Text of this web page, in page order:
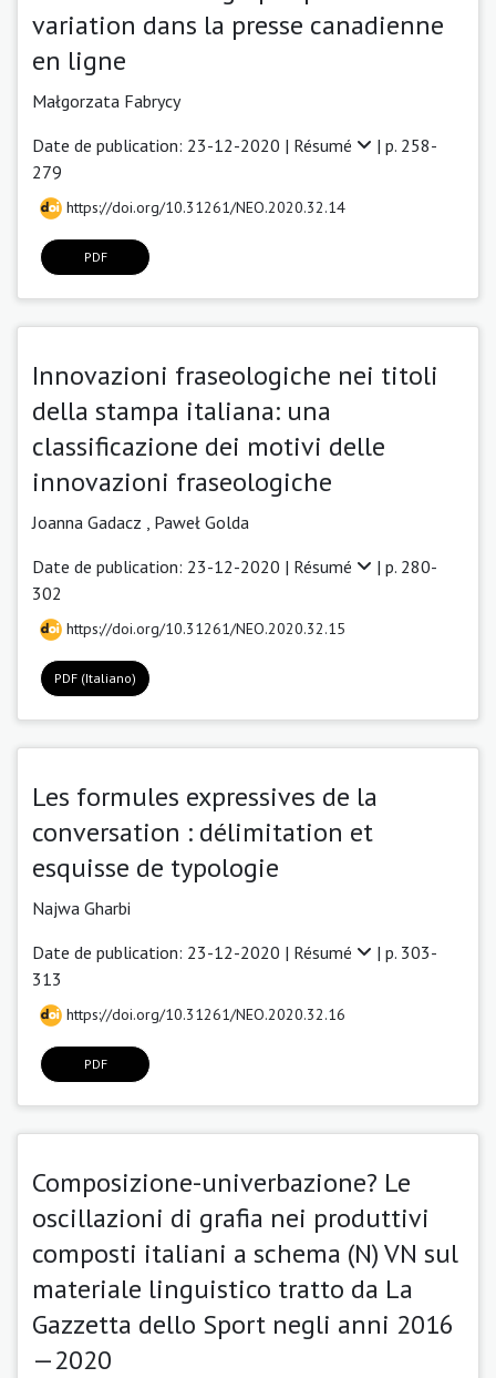
variation dans la presse canadienne
en ligne
Małgorzata Fabrycy
Date de publication: 23-12-2020 | Résumé
| p. 258-
279
https://doi.org/10.31261/NEO.2020.32.14
PDF
Innovazioni fraseologiche nei titoli
della stampa italiana: una
classificazione dei motivi delle
innovazioni fraseologiche
Joanna Gadacz
Paweł Golda
Date de publication: 23-12-2020 | Résumé
| p. 280-
302
https://doi.org/10.31261/NEO.2020.32.15
PDF (Italiano)
Les formules expressives de la
conversation : délimitation et
esquisse de typologie
Najwa Gharbi
Date de publication: 23-12-2020 | Résumé
| p. 303-
313
https://doi.org/10.31261/NEO.2020.32.16
PDF
Composizione-univerbazione? Le
oscillazioni di grafia nei produttivi
composti italiani a schema (N) VN sul
materiale linguistico tratto da La
Gazzetta dello Sport negli anni 2016
—2020